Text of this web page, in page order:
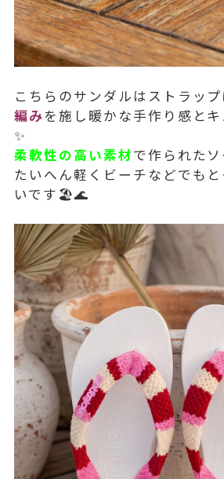
こちらのサンダルはストラップ
編みを施し暖かな手作り感と
✨
柔軟性の高い素材で作られた
たいへん軽くビーチなどでも
いです🏖️🌊